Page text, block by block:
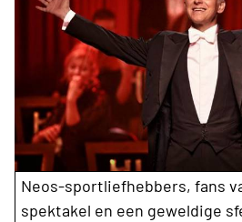
Neos-sportliefhebbers, fans
spektakel en een geweldige